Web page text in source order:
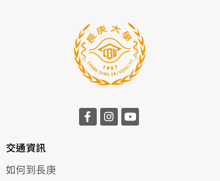
前往長庚大學facebook
前往長庚大學
交通資訊
如何到長庚